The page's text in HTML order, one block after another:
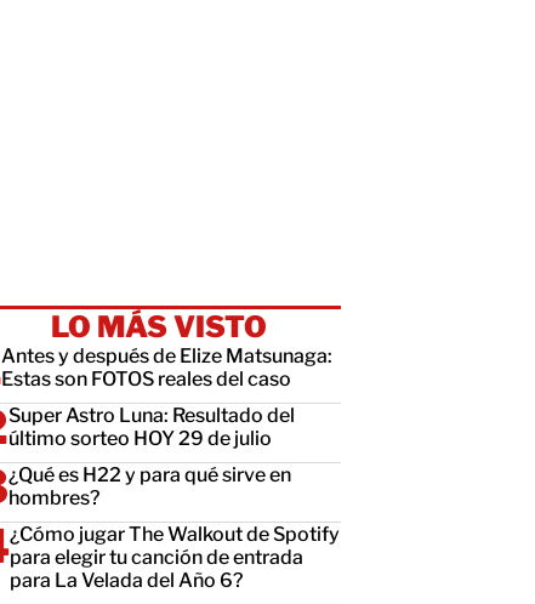
LO MÁS VISTO
Antes y después de Elize Matsunaga:
Estas son FOTOS reales del caso
Super Astro Luna: Resultado del
último sorteo HOY 29 de julio
¿Qué es H22 y para qué sirve en
hombres?
¿Cómo jugar The Walkout de Spotify
para elegir tu canción de entrada
para La Velada del Año 6?